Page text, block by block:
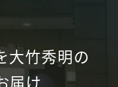
大竹秀明の
届け